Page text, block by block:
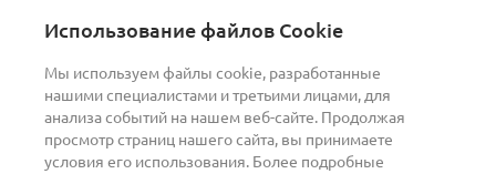
Использование файлов Cookie
Мы используем файлы cookie, разработанные
нашими специалистами и третьими лицами, для
анализа событий на нашем веб-сайте. Продолжая
просмотр страниц нашего сайта, вы принимаете
условия его использования. Более подробные
ул. Курчатова 9 (БЦ МАГНЕТОН)